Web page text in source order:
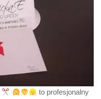
to profesjonalny